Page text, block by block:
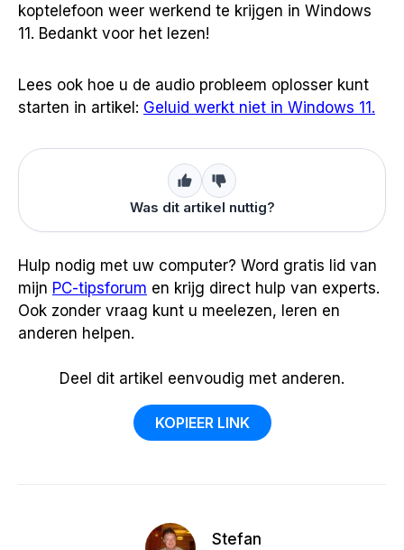
koptelefoon weer werkend te krijgen in Windows
11. Bedankt voor het lezen!
Lees ook hoe u de audio probleem oplosser kunt
starten in artikel: Geluid werkt niet in Windows 11.
Was dit artikel nuttig?
Hulp nodig met uw computer? Word gratis lid van
mijn PC-tipsforum en krijg direct hulp van experts.
Ook zonder vraag kunt u meelezen, leren en
anderen helpen.
Deel dit artikel eenvoudig met anderen.
KOPIEER LINK
Stefan